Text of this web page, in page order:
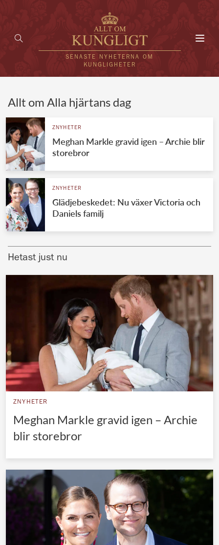
SENASTE NYHETERNA OM
KUNGLIGHETER
UTLÄNDSKT
VÄRLDENS KUNGAHUS
Svenska kungahuset
Brittiska kungahuset
Nederländska kungahuset
Belgiska kungahuset
Jordanska kungahuset
Luxemburgska storhertighuset
Japanska kejsarhuset
Thailändska kungahuset
Marockanska kungahuset
REDAKTION
Allt om Alla hjärtans dag
ZNYHETER
Meghan Markle gravid igen – Archie blir
storebror
ZNYHETER
Glädjebeskedet: Nu växer Victoria och
Daniels familj
Hetast just nu
ZNYHETER
Meghan Markle gravid igen – Archie
blir storebror